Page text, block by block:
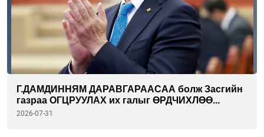
Г.ДАМДИННЯМ ДАРАВГАРААСАА болж Засгийн
газраа ОГЦРУУЛАХ их галыг ӨРДЧИХЛӨӨ...
2026-07-31